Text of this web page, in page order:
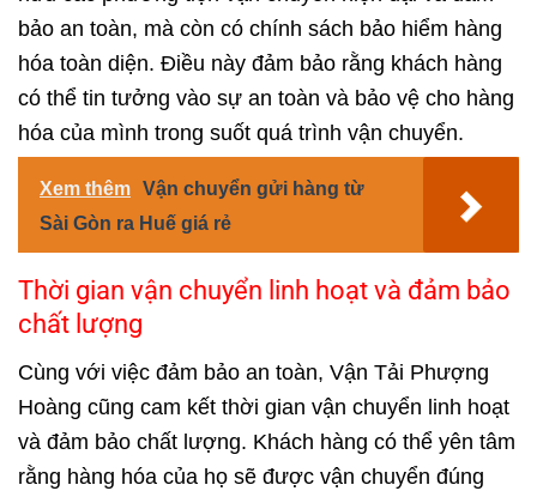
bảo an toàn, mà còn có chính sách bảo hiểm hàng
hóa toàn diện. Điều này đảm bảo rằng khách hàng
có thể tin tưởng vào sự an toàn và bảo vệ cho hàng
hóa của mình trong suốt quá trình vận chuyển.
Xem thêm Vận chuyển gửi hàng từ
Sài Gòn ra Huế giá rẻ
Thời gian vận chuyển linh hoạt và đảm bảo
chất lượng
Cùng với việc đảm bảo an toàn, Vận Tải Phượng
Hoàng cũng cam kết thời gian vận chuyển linh hoạt
và đảm bảo chất lượng. Khách hàng có thể yên tâm
rằng hàng hóa của họ sẽ được vận chuyển đúng